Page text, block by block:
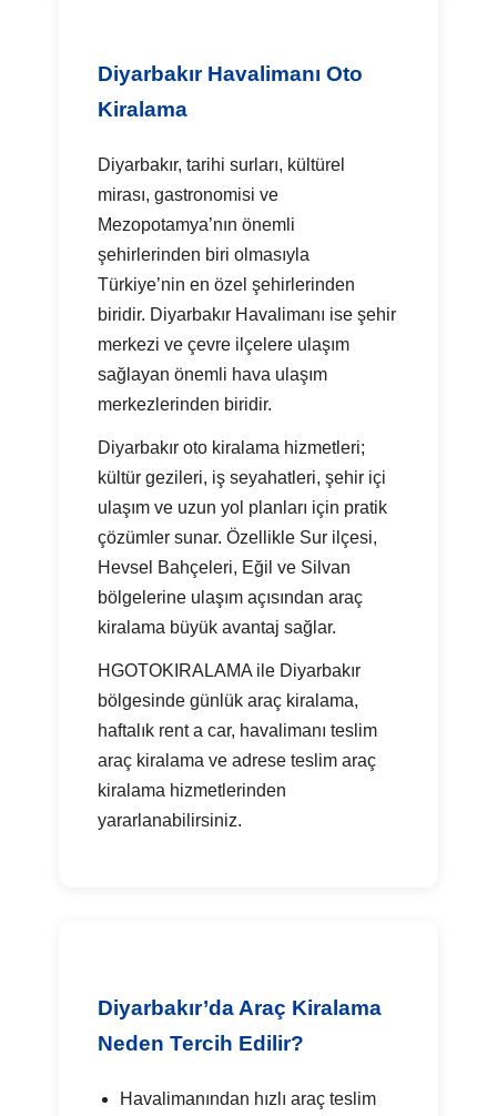
Diyarbakır Havalimanı Oto
Kiralama
Diyarbakır, tarihi surları, kültürel
mirası, gastronomisi ve
Mezopotamya’nın önemli
şehirlerinden biri olmasıyla
Türkiye’nin en özel şehirlerinden
biridir. Diyarbakır Havalimanı ise şehir
merkezi ve çevre ilçelere ulaşım
sağlayan önemli hava ulaşım
merkezlerinden biridir.
Diyarbakır oto kiralama hizmetleri;
kültür gezileri, iş seyahatleri, şehir içi
ulaşım ve uzun yol planları için pratik
çözümler sunar. Özellikle Sur ilçesi,
Hevsel Bahçeleri, Eğil ve Silvan
bölgelerine ulaşım açısından araç
kiralama büyük avantaj sağlar.
HGOTOKIRALAMA ile Diyarbakır
bölgesinde günlük araç kiralama,
haftalık rent a car, havalimanı teslim
araç kiralama ve adrese teslim araç
kiralama hizmetlerinden
yararlanabilirsiniz.
Diyarbakır’da Araç Kiralama
Neden Tercih Edilir?
Havalimanından hızlı araç teslim